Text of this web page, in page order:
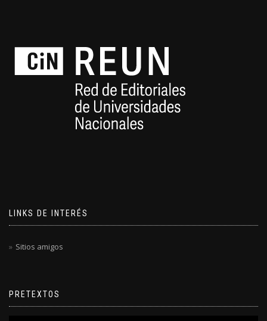
LINKS DE INTERÉS
Sitios amigos
PRETEXTOS